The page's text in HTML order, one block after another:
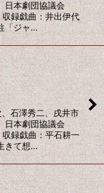
日本劇団協議会
戯曲：井出伊代
「ジャ…
石澤秀二、戌井市
日本劇団協議会
戯曲：平石耕一
きて想…